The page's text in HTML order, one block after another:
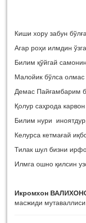
Киши хору забун
Агар роҳи илмдин
Билим қўйгай
Малойик бўлса олмас
Демас Пайғамбарим
Қолур саҳрода
Билим нури
Келурса кетмағай
Тилак шул бизни
Илмга ошно қилсин
Икромхон
масжиди мутаваллиси